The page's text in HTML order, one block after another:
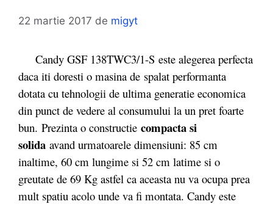
22 martie 2017 de migyt
Candy GSF 138TWC3/1-S este alegerea perfecta
daca iti doresti o masina de spalat performanta
dotata cu tehnologii de ultima generatie economica
din punct de vedere al consumului la un pret foarte
bun. Prezinta o constructie compacta si
solida avand urmatoarele dimensiuni: 85 cm
inaltime, 60 cm lungime si 52 cm latime si o
greutate de 69 Kg astfel ca aceasta nu va ocupa prea
mult spatiu acolo unde va fi montata. Candy este